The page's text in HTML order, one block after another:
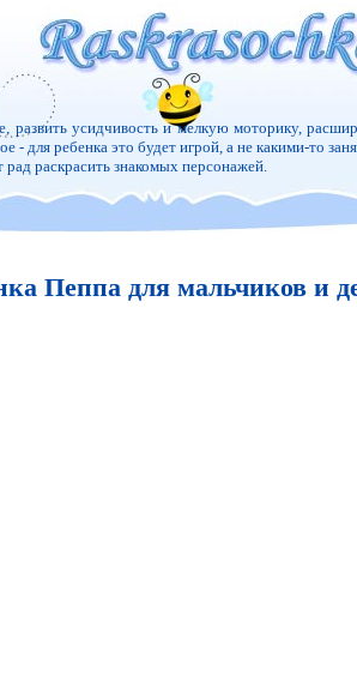
развить усидчивость и мелкую моторику,
- для ребенка это будет игрой, а не какими-то
раскрасить знакомых персонажей.
Пеппа для мальчиков и